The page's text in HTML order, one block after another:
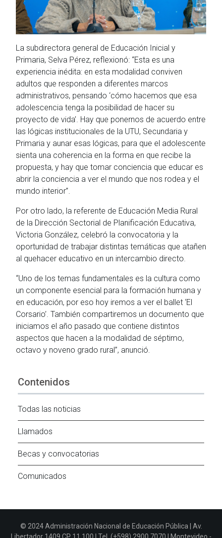
La subdirectora general de Educación Inicial y
Primaria, Selva Pérez, reflexionó: “Esta es una
experiencia inédita: en esta modalidad conviven
adultos que responden a diferentes marcos
administrativos, pensando ‘cómo hacemos que esa
adolescencia tenga la posibilidad de hacer su
proyecto de vida’. Hay que ponernos de acuerdo entre
las lógicas institucionales de la UTU, Secundaria y
Primaria y aunar esas lógicas, para que el adolescente
sienta una coherencia en la forma en que recibe la
propuesta, y hay que tomar conciencia que educar es
abrir la conciencia a ver el mundo que nos rodea y el
mundo interior”.
Por otro lado, la referente de Educación Media Rural
de la Dirección Sectorial de Planificación Educativa,
Victoria González, celebró la convocatoria y la
oportunidad de trabajar distintas temáticas que atañen
al quehacer educativo en un intercambio directo.
“Uno de los temas fundamentales es la cultura como
un componente esencial para la formación humana y
en educación, por eso hoy iremos a ver el ballet ‘El
Corsario’. También compartiremos un documento que
iniciamos el año pasado que contiene distintos
aspectos que hacen a la modalidad de séptimo,
octavo y noveno grado rural”, anunció.
Contenidos
Todas las noticias
Llamados
Becas y convocatorias
Comunicados
© 2024 Administración Nacional de Educación Pública | Av.